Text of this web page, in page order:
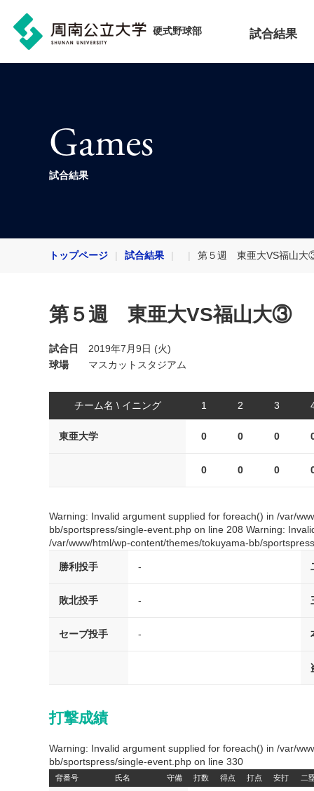
硬式野球部 試合結果
Games
試合結果
トップページ 試合結果 第５週 東亜大VS福山大
第５週 東亜大VS福山大③
試合日
2019年7月9日 (火)
球場
マスカットスタジアム
チーム名 \ イニング 1 2 3
東亜大学 0 0 0
0 0 0
Warning: Invalid argument supplied for foreach() in /var/
bb/sportspress/single-event.php on line 208 Warning:
/var/www/html/wp-content/themes/tokuyama-bb/
勝利投手 -
敗北投手 -
セーブ投手 -
打撃成績
Warning: Invalid argument supplied for foreach() in /var/
bb/sportspress/single-event.php on line 330
背番号 氏名 守備 打数 得点 打点 安打 二